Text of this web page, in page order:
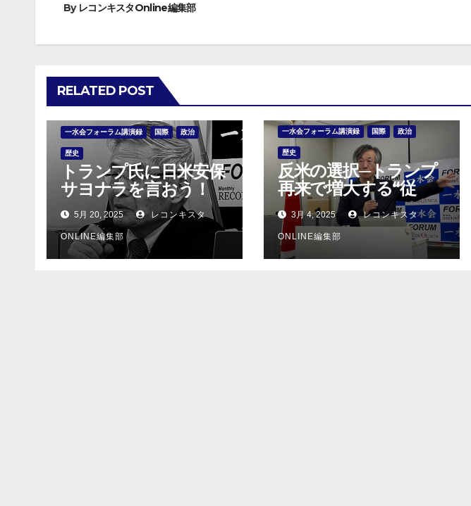
ビ
ゲ
ー
シ
ョ
ン
By レコンキスタOnline編集部
RELATED POST
一水会フォーラム講演録 国際 政治
歴史
トランプ氏に日米安保
サヨナラを言おう！
5月 20, 2025 レコンキスタ
ONLINE編集部
一水会フォーラム講演録 国際 政治
歴史
反米の選択─トランプ
再来で増大する“従
属”のコスト
3月 4, 2025 レコンキスタ
ONLINE編集部